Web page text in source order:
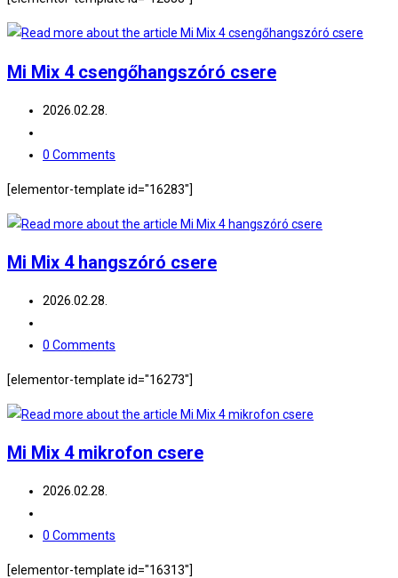
Mi Mix 4 csengőhangszóró csere
Post
2026.02.28.
category:
Post
0 Comments
[elementor-template id="16283"]
Mi Mix 4 hangszóró csere
Post
2026.02.28.
category:
Post
0 Comments
[elementor-template id="16273"]
Mi Mix 4 mikrofon csere
Post
2026.02.28.
category:
Post
0 Comments
[elementor-template id="16313"]